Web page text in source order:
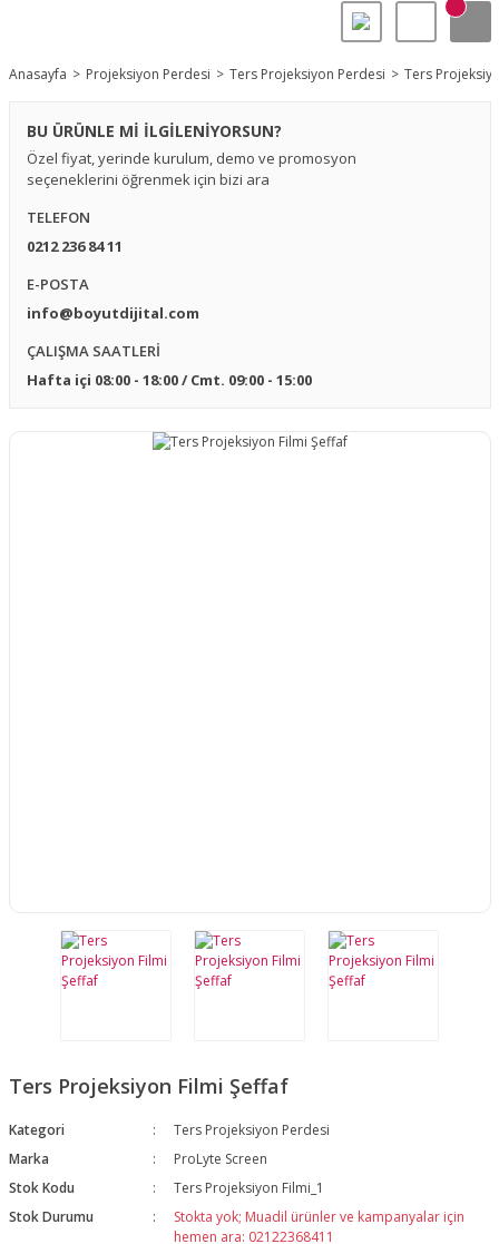
Anasayfa Projeksiyon Perdesi Ters Projeksiyon Perdesi Ters
BU ÜRÜNLE Mİ İLGİLENİYORSUN?
Özel fiyat, yerinde kurulum, demo ve promosyon
seçeneklerini öğrenmek için bizi ara
TELEFON
0212 236 84 11
E-POSTA
info@boyutdijital.com
ÇALIŞMA SAATLERİ
Hafta içi 08:00 - 18:00 / Cmt. 09:00 - 15:00
Ters Projeksiyon Filmi Şeffaf
Kategori
Ters Projeksiyon Perdesi
Marka
ProLyte Screen
Stok Kodu
Ters Projeksiyon Filmi_1
Stok Durumu
Stokta yok; Muadil ürünler ve kampanyalar için
hemen ara: 02122368411